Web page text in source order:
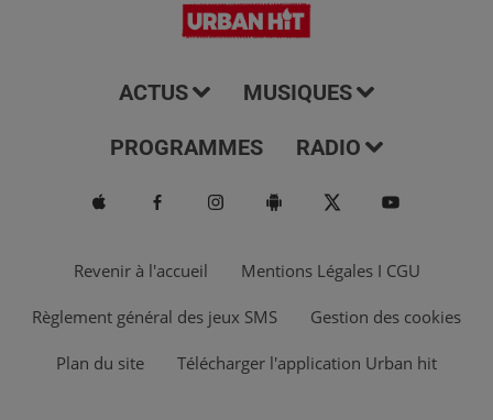
ACTUS MUSIQUES
PROGRAMMES RADIO
Revenir à l'accueil Mentions Légales I CGU
Règlement général des jeux SMS Gestion des cookies
Plan du site Télécharger l'application Urban hit